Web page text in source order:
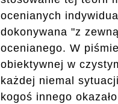
ocenianych
dokonywana "z
ocenianego. W
obiektywnej w
każdej niemal
kogoś innego